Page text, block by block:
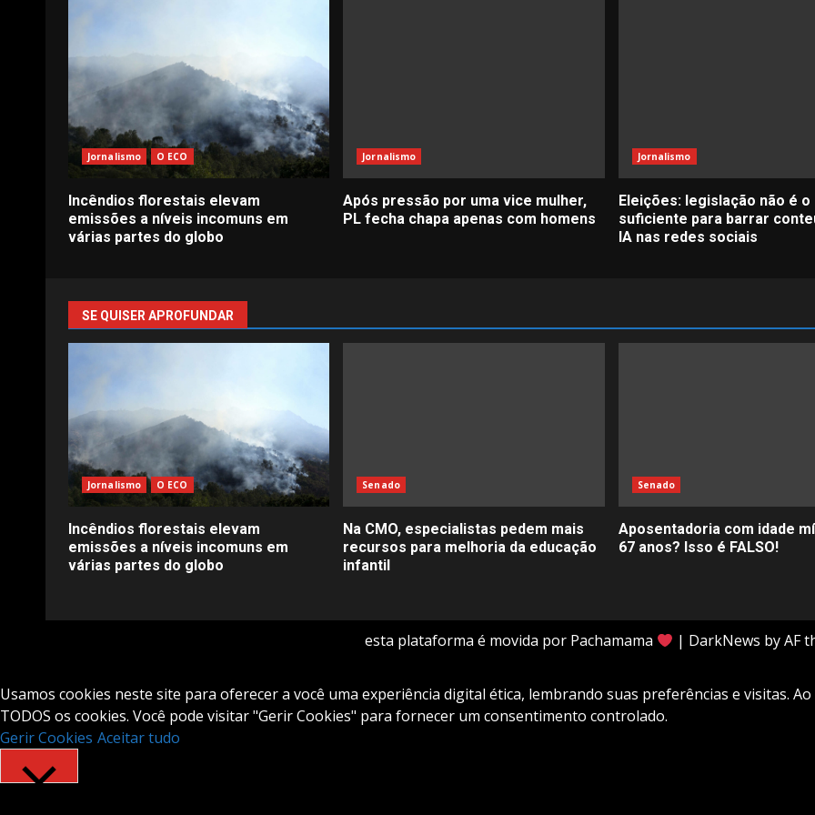
Jornalismo O ECO
Incêndios florestais elevam
emissões a níveis incomuns em
várias partes do globo
Jornalismo
Após pressão por uma vice mulher,
PL fecha chapa apenas com homens
Jornalismo
Eleições: legislação não é o
suficiente para barrar
IA nas redes sociais
SE QUISER APROFUNDAR
Jornalismo O ECO
Incêndios florestais elevam
emissões a níveis incomuns em
várias partes do globo
Senado
Na CMO, especialistas pedem mais
recursos para melhoria da educação
infantil
Senado
Aposentadoria com idade
67 anos? Isso é FALSO!
esta plataforma é movida por Pachamama | DarkNews by AF
Usamos cookies neste site para oferecer a você uma experiência digital ética, lembrando suas preferências e visitas.
TODOS os cookies. Você pode visitar "Gerir Cookies" para fornecer um consentimento controlado.
Gerir Cookies Aceitar tudo